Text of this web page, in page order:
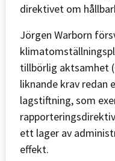
direktivet om
Jörgen Warborn
tillbörlig aktsamhet
liknande krav redan
lagstiftning, som
ett lager av
effekt.